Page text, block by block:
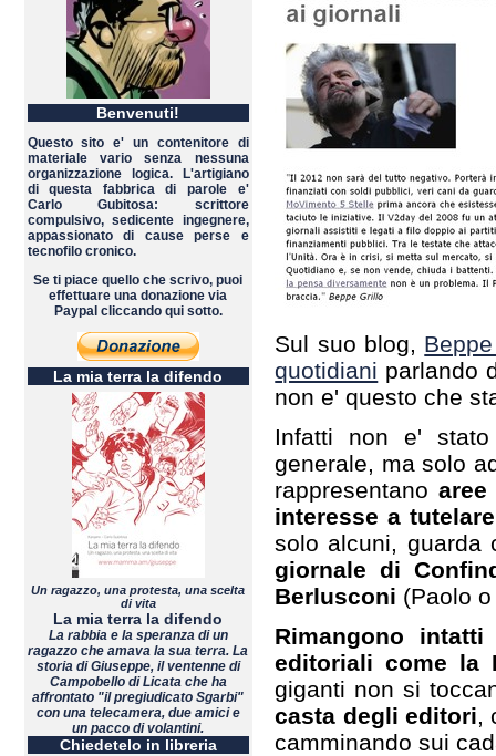
Benvenuti!
Questo sito e' un contenitore di
materiale vario senza nessuna
organizzazione logica. L'artigiano
di questa fabbrica di parole e'
Carlo Gubitosa: scrittore
compulsivo, sedicente ingegnere,
appassionato di cause perse e
tecnofilo cronico.
Se ti piace quello che scrivo, puoi
effettuare una donazione via
Paypal cliccando qui sotto.
La mia terra la difendo
Un ragazzo, una protesta, una scelta
di vita
La mia terra la difendo
La rabbia e la speranza di un
ragazzo che amava la sua terra. La
storia di Giuseppe, il ventenne di
Campobello di Licata che ha
affrontato "il pregiudicato Sgarbi"
con una telecamera, due amici e
un pacco di volantini.
Chiedetelo in libreria
Sul suo blog,
quotidiani parlando
non e' questo che
Infatti non e'
generale, ma solo
rappresentano
interesse a tutelare
solo alcuni,
giornale di
Berlusconi (Paolo
Rimangono
editoriali come la
giganti non si
casta degli editori,
camminando sui